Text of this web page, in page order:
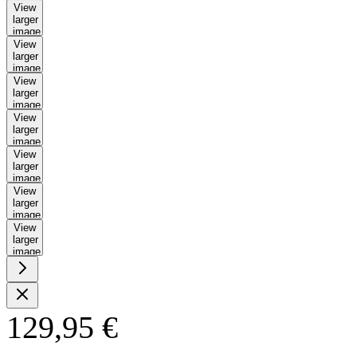
View
larger
image
View
larger
image
View
larger
image
View
larger
image
View
larger
image
View
larger
image
View
larger
image
129,95 €